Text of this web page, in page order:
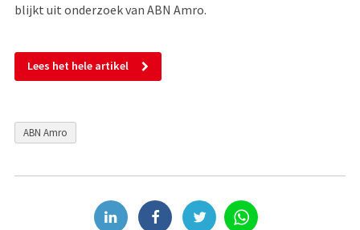
blijkt uit onderzoek van ABN Amro.
Lees het hele artikel
ABN Amro